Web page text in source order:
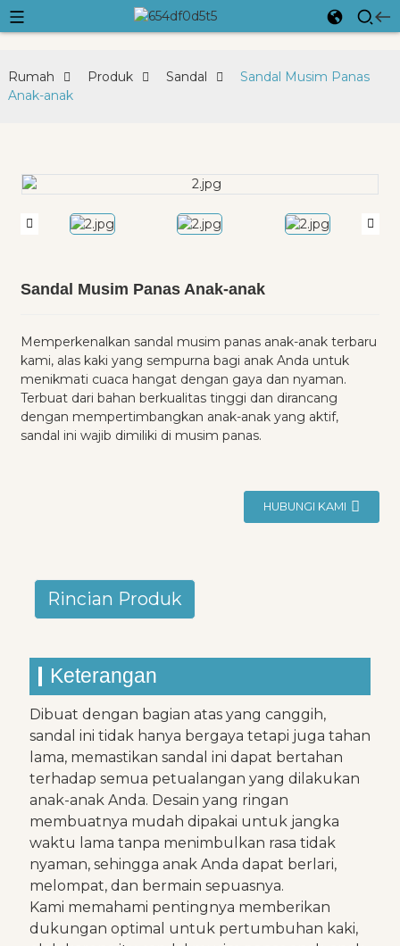
Rumah Produk Sandal
Sandal Musim Panas
Anak-anak
Sandal Musim Panas Anak-anak
Memperkenalkan sandal musim panas anak-anak terbaru
kami, alas kaki yang sempurna bagi anak Anda untuk
menikmati cuaca hangat dengan gaya dan nyaman.
Terbuat dari bahan berkualitas tinggi dan dirancang
dengan mempertimbangkan anak-anak yang aktif,
sandal ini wajib dimiliki di musim panas.
HUBUNGI KAMI
Rincian Produk
Keterangan
Dibuat dengan bagian atas yang canggih,
sandal ini tidak hanya bergaya tetapi juga tahan
lama, memastikan sandal ini dapat bertahan
terhadap semua petualangan yang dilakukan
anak-anak Anda. Desain yang ringan
membuatnya mudah dipakai untuk jangka
waktu lama tanpa menimbulkan rasa tidak
nyaman, sehingga anak Anda dapat berlari,
melompat, dan bermain sepuasnya.
Kami memahami pentingnya memberikan
dukungan optimal untuk pertumbuhan kaki,